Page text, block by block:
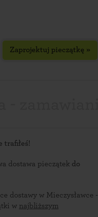
Zaprojektuj pieczątkę »
trafiłeś!
dostawa pieczątek do
dostawy w Mieczysławce -
w najbliższym